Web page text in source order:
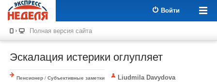
Войти
Полная версия сайта
Эскалация истерики оглупляет
Пенсионер / Субъективные заметки Liudmila Davydova